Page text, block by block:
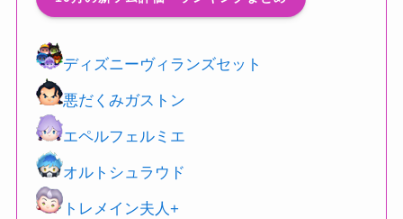
ディズニーヴィランズセット
悪だくみガストン
エペルフェルミエ
オルトシュラウド
トレメイン夫人+